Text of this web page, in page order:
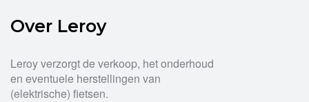
Over Leroy
Leroy verzorgt de verkoop, het onderhoud
en eventuele herstellingen van
(elektrische) fietsen.